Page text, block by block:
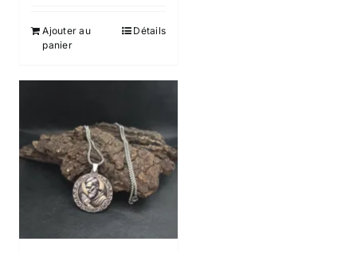
Ajouter au
panier
Détails